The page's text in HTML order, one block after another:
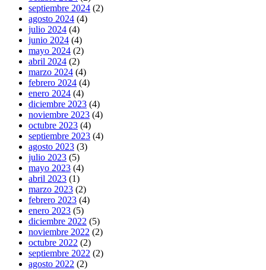
septiembre 2024 (2)
agosto 2024 (4)
julio 2024 (4)
junio 2024 (4)
mayo 2024 (2)
abril 2024 (2)
marzo 2024 (4)
febrero 2024 (4)
enero 2024 (4)
diciembre 2023 (4)
noviembre 2023 (4)
octubre 2023 (4)
septiembre 2023 (4)
agosto 2023 (3)
julio 2023 (5)
mayo 2023 (4)
abril 2023 (1)
marzo 2023 (2)
febrero 2023 (4)
enero 2023 (5)
diciembre 2022 (5)
noviembre 2022 (2)
octubre 2022 (2)
septiembre 2022 (2)
agosto 2022 (2)